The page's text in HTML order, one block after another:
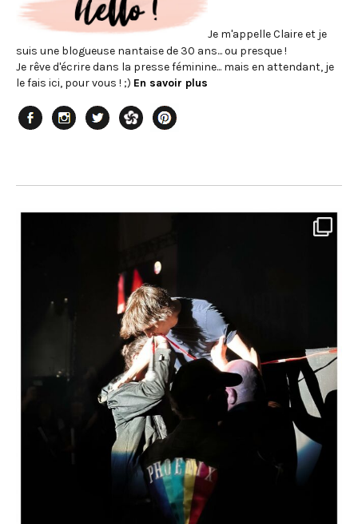
Je m'appelle Claire et je
suis une blogueuse nantaise de 30 ans... ou presque !
Je rêve d'écrire dans la presse féminine... mais en attendant, je
le fais ici, pour vous ! ;) En savoir plus